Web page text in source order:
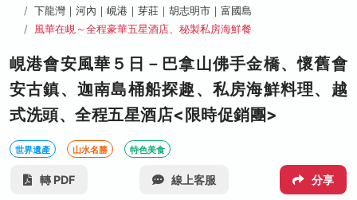
下龍灣｜河內｜峴港｜芽莊｜胡志明市｜富國島
風華在峴～全程豪華五星酒店、秘製私房海鮮餐
峴港會安風華５日－巴拿山佛手金橋、懷舊會
安古鎮、迦南島桶船探趣、私房海鮮料理、越
式洗頭、全程五星酒店<限時促銷團>
世界遺產 山水名勝 特色美食
轉 PDF 線上客服 分享